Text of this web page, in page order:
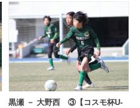
黒瀬 － 大野西 ③【コスモ杯U-